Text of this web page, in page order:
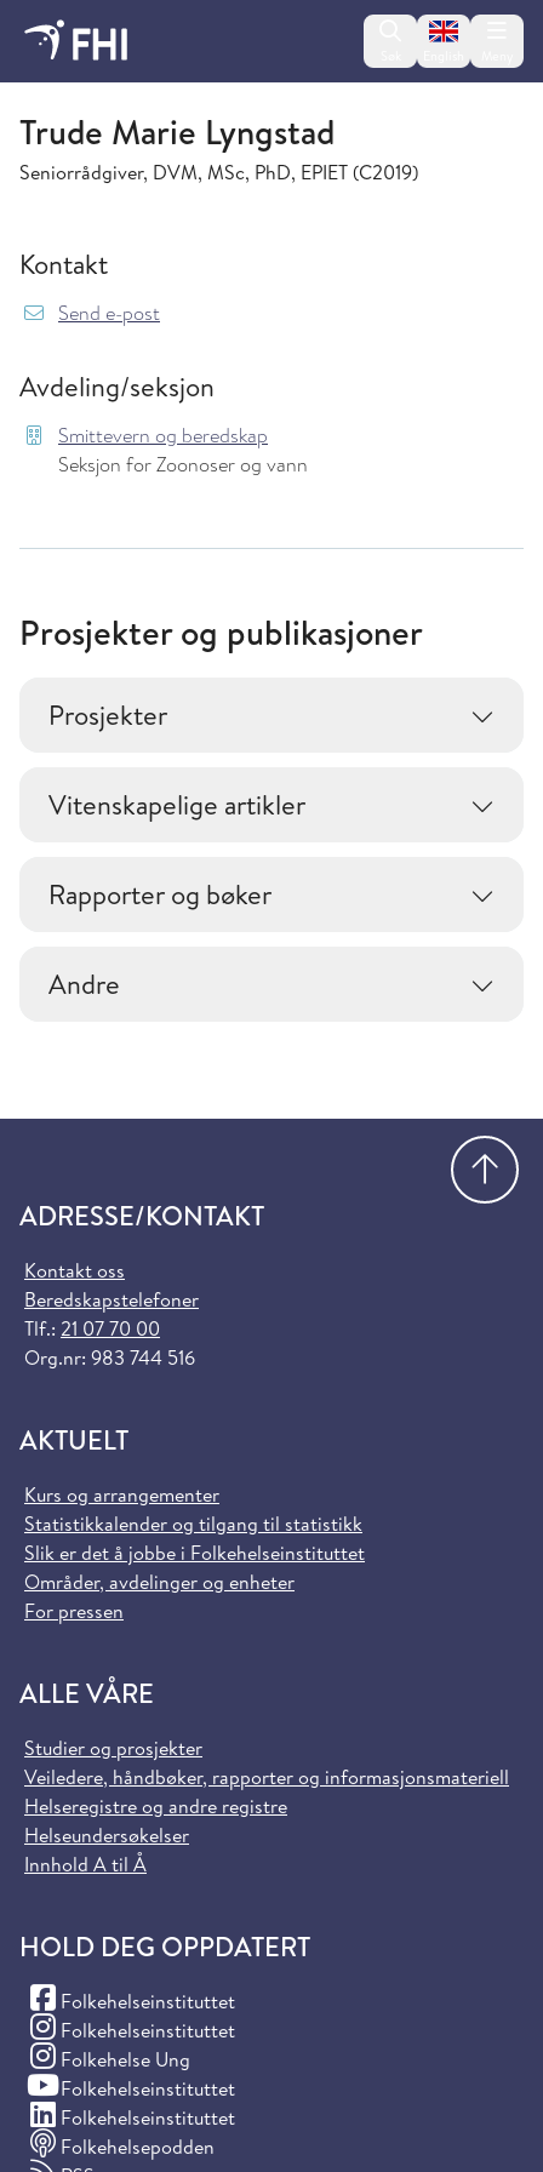
Change
Smittevern og beredskap
Trude Marie Lyngstad
Seniorrådgiver, DVM, MSc, PhD, EPIET (c2019)
Kontakt
Send e-post{model.translations.sendEmailTo}
Avdeling/seksjon
Smittevern og beredskap
Seksjon for Zoonoser og vann
Prosjekter og publikasjoner
Prosjekter
Vitenskapelige artikler
Rapporter og bøker
Andre
ADRESSE/KONTAKT
Kontakt oss
Beredskapstelefoner
Tlf.: 21 07 70 00
Org.nr: 983 744 516
AKTUELT
Kurs og arrangementer
Statistikkalender og tilgang til statistikk
Slik er det å jobbe i Folkehelseinstituttet
Områder, avdelinger og enheter
For pressen
ALLE VÅRE
Studier og prosjekter
Veiledere, håndbøker, rapporter og informasjonsmateriell
Helseregistre og andre registre
Helseundersøkelser
Innhold A til Å
HOLD DEG OPPDATERT
Folkehelseinstituttet
(Facebook)
Folkehelseinstituttet
(Instagram)
Folkehelse Ung
(Instagram)
Folkehelseinstituttet
(YouTube)
Folkehelseinstituttet
(LinkedIn)
Folkehelsepodden